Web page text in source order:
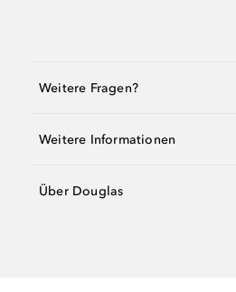
Weitere Fragen?
Weitere Informationen
Über Douglas